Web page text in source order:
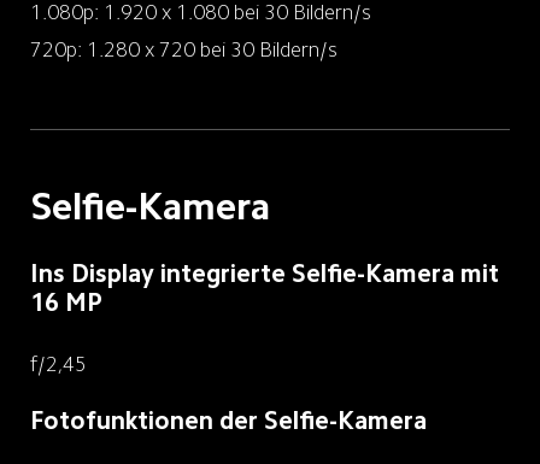
1.080p: 1.920 x 1.080 bei 30 Bildern/s
720p: 1.280 x 720 bei 30 Bildern/s
Selfie-Kamera
Ins Display integrierte Selfie-Kamera mit
16 MP
f/2,45
Fotofunktionen der Selfie-Kamera